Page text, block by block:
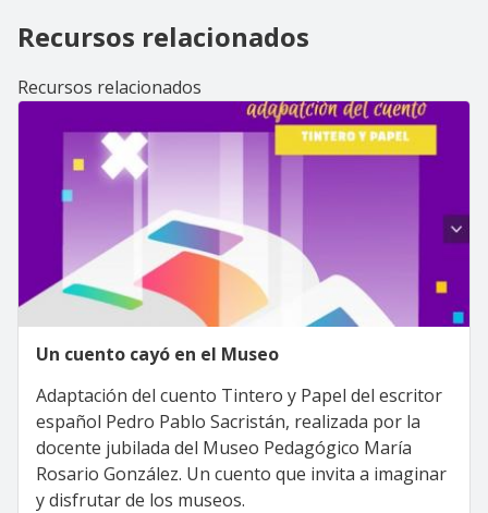
Recursos relacionados
Recursos relacionados
Un cuento cayó en el Museo
Adaptación del cuento Tintero y Papel del escritor
español Pedro Pablo Sacristán, realizada por la
docente jubilada del Museo Pedagógico María
Rosario González. Un cuento que invita a imaginar
y disfrutar de los museos.